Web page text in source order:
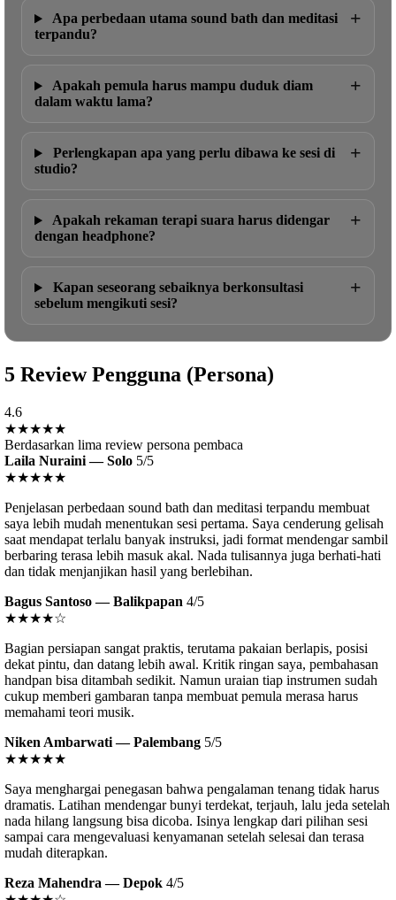
Apa perbedaan utama sound bath dan meditasi
terpandu?
+
Apakah pemula harus mampu duduk diam
dalam waktu lama?
+
Perlengkapan apa yang perlu dibawa ke sesi di
studio?
+
Apakah rekaman terapi suara harus didengar
dengan headphone?
+
Kapan seseorang sebaiknya berkonsultasi
sebelum mengikuti sesi?
+
5 Review Pengguna (Persona)
4.6
★★★★★
Berdasarkan lima review persona pembaca
Laila Nuraini — Solo 5/5
★★★★★
Penjelasan perbedaan sound bath dan meditasi terpandu membuat
saya lebih mudah menentukan sesi pertama. Saya cenderung gelisah
saat mendapat terlalu banyak instruksi, jadi format mendengar sambil
berbaring terasa lebih masuk akal. Nada tulisannya juga berhati-hati
dan tidak menjanjikan hasil yang berlebihan.
Bagus Santoso — Balikpapan 4/5
★★★★☆
Bagian persiapan sangat praktis, terutama pakaian berlapis, posisi
dekat pintu, dan datang lebih awal. Kritik ringan saya, pembahasan
handpan bisa ditambah sedikit. Namun uraian tiap instrumen sudah
cukup memberi gambaran tanpa membuat pemula merasa harus
memahami teori musik.
Niken Ambarwati — Palembang 5/5
★★★★★
Saya menghargai penegasan bahwa pengalaman tenang tidak harus
dramatis. Latihan mendengar bunyi terdekat, terjauh, lalu jeda setelah
nada hilang langsung bisa dicoba. Isinya lengkap dari pilihan sesi
sampai cara mengevaluasi kenyamanan setelah selesai dan terasa
mudah diterapkan.
Reza Mahendra — Depok 4/5